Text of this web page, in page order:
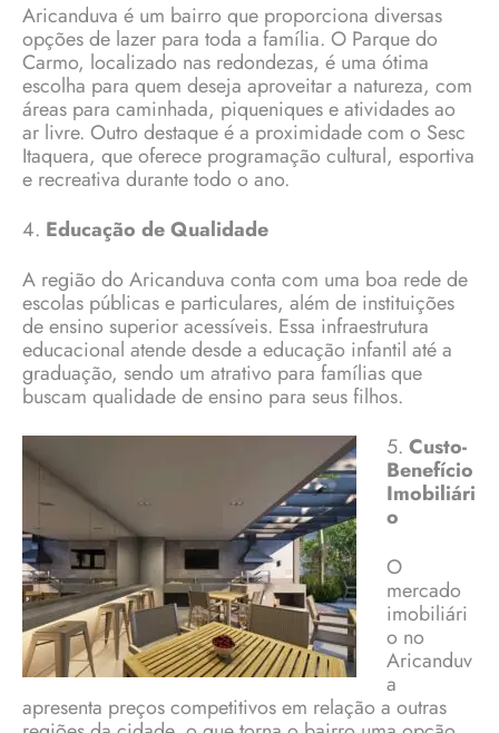
Aricanduva é um bairro que proporciona diversas
opções de lazer para toda a família. O Parque do
Carmo, localizado nas redondezas, é uma ótima
escolha para quem deseja aproveitar a natureza, com
áreas para caminhada, piqueniques e atividades ao
ar livre. Outro destaque é a proximidade com o Sesc
Itaquera, que oferece programação cultural, esportiva
e recreativa durante todo o ano.
4. Educação de Qualidade
A região do Aricanduva conta com uma boa rede de
escolas públicas e particulares, além de instituições
de ensino superior acessíveis. Essa infraestrutura
educacional atende desde a educação infantil até a
graduação, sendo um atrativo para famílias que
buscam qualidade de ensino para seus filhos.
5. Custo-
Benefício
Imobiliári
o
O
mercado
imobiliári
o no
Aricanduv
a
apresenta preços competitivos em relação a outras